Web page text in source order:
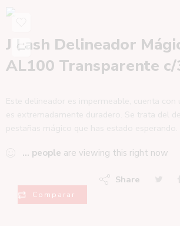
J Lash Delineador
AL100 Transparente c/
... people are viewing this right now
Comparar
Share